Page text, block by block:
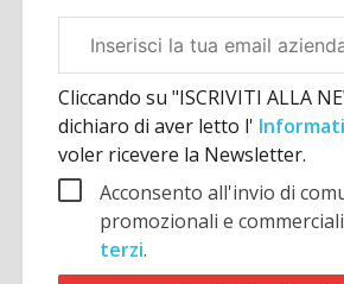
aziendale
Cliccando su "ISCRIVITI ALLA
dichiaro di aver letto l'
voler ricevere la Newsletter.
Acconsento all'invio di
promozionali e
terzi.